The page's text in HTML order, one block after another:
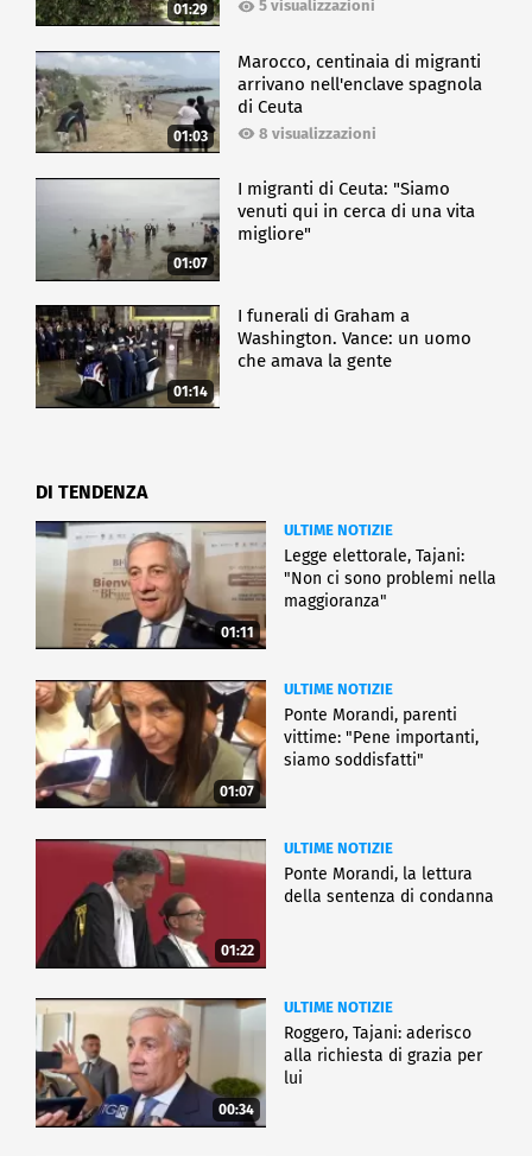
01:29 5 visualizzazioni
01:03
Marocco, centinaia di migranti
arrivano nell'enclave spagnola
di Ceuta
8 visualizzazioni
01:07
I migranti di Ceuta: "Siamo
venuti qui in cerca di una vita
migliore"
01:14
I funerali di Graham a
Washington. Vance: un uomo
che amava la gente
DI TENDENZA
01:11
ULTIME NOTIZIE
Legge elettorale, Tajani:
"Non ci sono problemi nella
maggioranza"
01:07
ULTIME NOTIZIE
Ponte Morandi, parenti
vittime: "Pene importanti,
siamo soddisfatti"
01:22
ULTIME NOTIZIE
Ponte Morandi, la lettura
della sentenza di condanna
00:34
ULTIME NOTIZIE
Roggero, Tajani: aderisco
alla richiesta di grazia per
lui